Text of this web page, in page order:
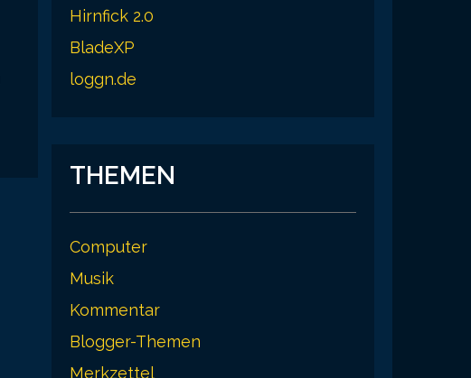
Hirnfick 2.0
BladeXP
loggn.de
THEMEN
Computer
Musik
Kommentar
Blogger-Themen
Merkzettel